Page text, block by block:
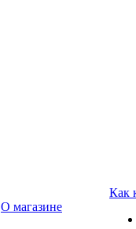
О магазине
Как